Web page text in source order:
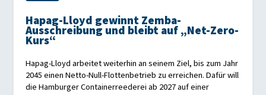
Hapag-Lloyd gewinnt Zemba-
Ausschreibung und bleibt auf „Net-Zero-
Kurs“
Hapag-Lloyd arbeitet weiterhin an seinem Ziel, bis zum Jahr
2045 einen Netto-Null-Flottenbetrieb zu erreichen. Dafür will
die Hamburger Containerreederei ab 2027 auf einer